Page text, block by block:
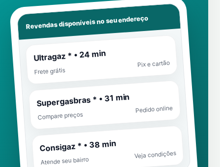
Revendas disponíveis no seu endereço
Ultragaz * • 24 min
Frete grátis
Pix e cartão
Supergasbras * • 31 min
Compare preços
Pedido online
Consigaz * • 38 min
Atende seu bairro
Veja condições